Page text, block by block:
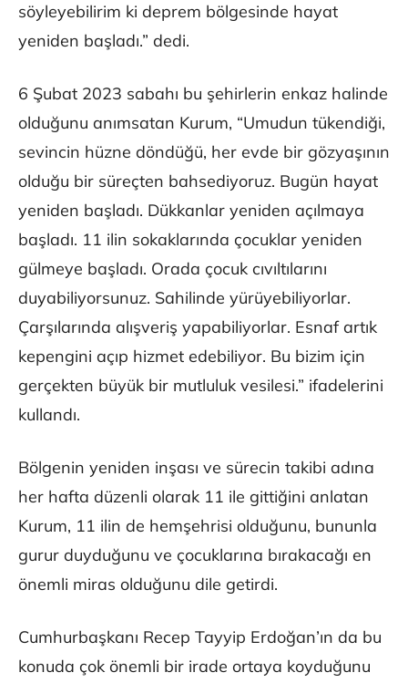
söyleyebilirim ki deprem bölgesinde hayat
yeniden başladı.” dedi.
6 Şubat 2023 sabahı bu şehirlerin enkaz halinde
olduğunu anımsatan Kurum, “Umudun tükendiği,
sevincin hüzne döndüğü, her evde bir gözyaşının
olduğu bir süreçten bahsediyoruz. Bugün hayat
yeniden başladı. Dükkanlar yeniden açılmaya
başladı. 11 ilin sokaklarında çocuklar yeniden
gülmeye başladı. Orada çocuk cıvıltılarını
duyabiliyorsunuz. Sahilinde yürüyebiliyorlar.
Çarşılarında alışveriş yapabiliyorlar. Esnaf artık
kepengini açıp hizmet edebiliyor. Bu bizim için
gerçekten büyük bir mutluluk vesilesi.” ifadelerini
kullandı.
Bölgenin yeniden inşası ve sürecin takibi adına
her hafta düzenli olarak 11 ile gittiğini anlatan
Kurum, 11 ilin de hemşehrisi olduğunu, bununla
gurur duyduğunu ve çocuklarına bırakacağı en
önemli miras olduğunu dile getirdi.
Cumhurbaşkanı Recep Tayyip Erdoğan’ın da bu
konuda çok önemli bir irade ortaya koyduğunu